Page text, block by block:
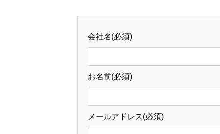
会社名(必須)
お名前(必須)
メールアドレス(必須)